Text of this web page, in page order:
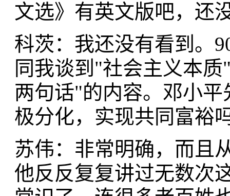
文选》有英文版吧，还
科茨：我还没有看到。
同我谈到"社会主义本
两句话"的内容。邓小
极分化，实现共同富裕
苏伟：非常明确，而且
他反反复复讲过无数次